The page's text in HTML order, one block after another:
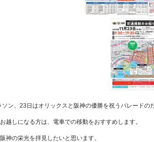
ン、23日はオリックスと阪神の優勝を祝うパレード
越しになる方は、電車での移動をおすすめします。
神の栄光を拝見したいと思います。